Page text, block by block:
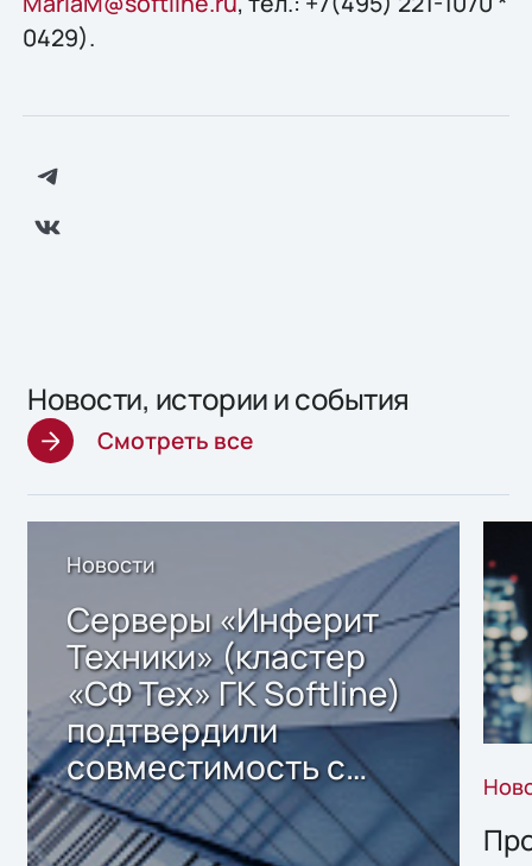
0429).
Новости, истории и события
Смотреть все
Новости
Серверы «Инферит
Техники» (кластер
«СФ Тех» ГК Softline)
подтвердили
совместимость с
решением Sharx
Storage 2.x для